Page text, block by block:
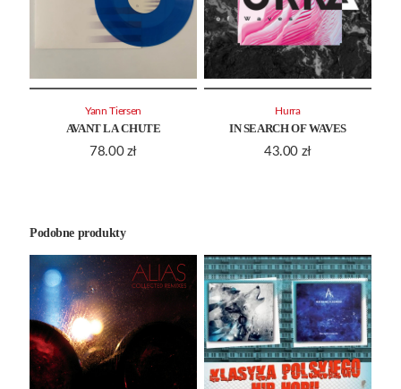
AVANT LA CHUTE
78.00 zł
Yann Tiersen
IN SEARCH OF WAVES
43.00 zł
Hurra
Podobne produkty